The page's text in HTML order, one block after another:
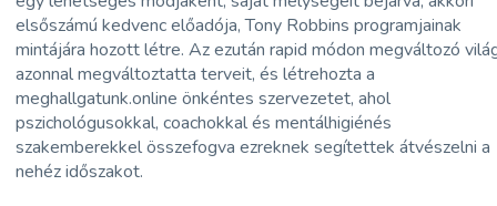
elsőszámú kedvenc előadója, Tony Robbins programjainak
mintájára hozott létre. Az ezután rapid módon megváltozó
azonnal megváltoztatta terveit, és létrehozta a
meghallgatunk.online önkéntes szervezetet, ahol
pszichológusokkal, coachokkal és mentálhigiénés
szakemberekkel összefogva ezreknek segítettek átvészelni a
nehéz időszakot.